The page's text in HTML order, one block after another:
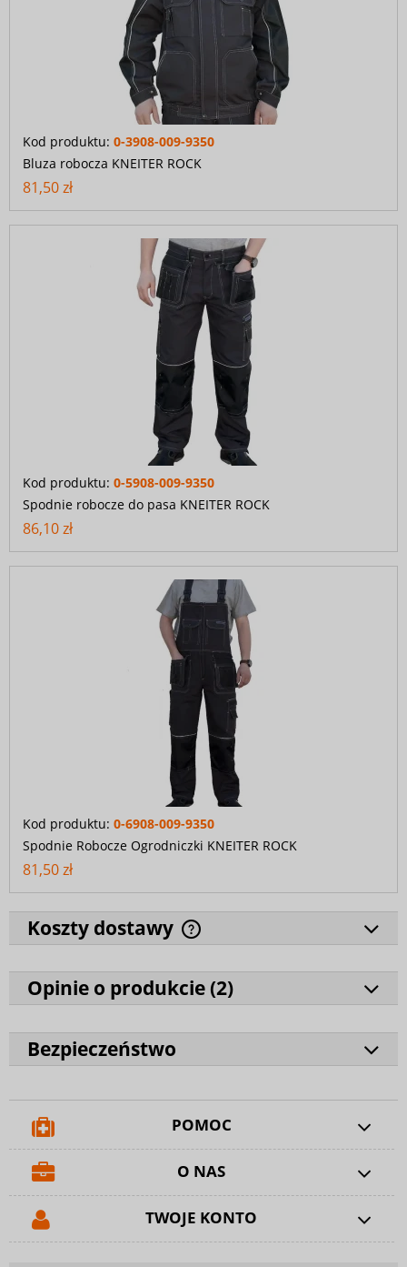
Kod produktu: 0-3908-009-9350
Bluza robocza KNEITER ROCK
81,50 zł
Kod produktu: 0-5908-009-9350
Spodnie robocze do pasa KNEITER ROCK
86,10 zł
Kod produktu: 0-6908-009-9350
Spodnie Robocze Ogrodniczki KNEITER ROCK
81,50 zł
Koszty dostawy
Opinie o produkcie (2)
Bezpieczeństwo
POMOC
O NAS
TWOJE KONTO